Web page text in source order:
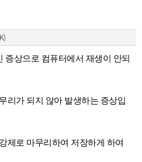
증상으로 컴퓨터에서 재생이 안되
리가 되지 않아 발생하는 증상입
제로 마무리하여 저장하게 하여